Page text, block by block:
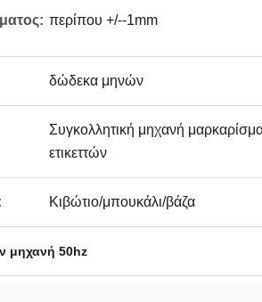
περίπου +/--1mm
δώδεκα μηνών
Συγκολλητική μηχανή
ετικεττών
Κιβώτιο/μπουκάλι/βάζα
μηχανή 50hz